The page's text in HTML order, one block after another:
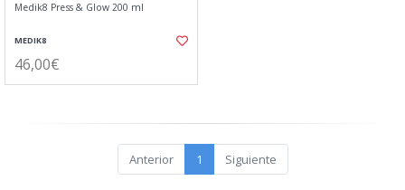
Medik8 Press & Glow 200 ml
MEDIK8
46,00€
Anterior 1 Siguiente